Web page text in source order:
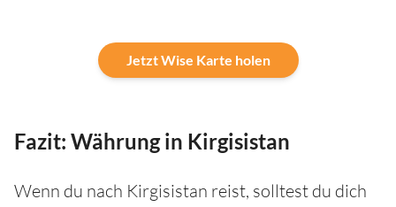
Jetzt Wise Karte holen
Fazit: Währung in Kirgisistan
Wenn du nach Kirgisistan reist, solltest du dich